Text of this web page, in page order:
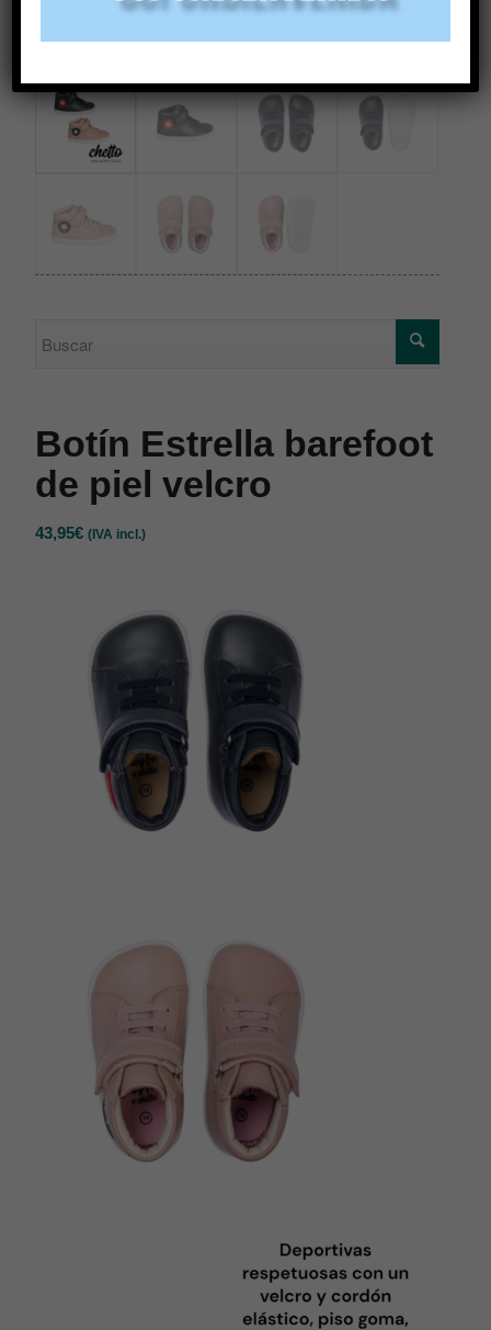
Botín Estrella barefoot
de piel velcro
43,95€ (IVA incl.)